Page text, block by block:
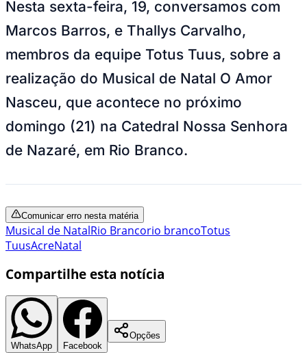
Nesta sexta-feira, 19, conversamos com
Marcos Barros, e Thallys Carvalho,
membros da equipe Totus Tuus, sobre a
realização do Musical de Natal O Amor
Nasceu, que acontece no próximo
domingo (21) na Catedral Nossa Senhora
de Nazaré, em Rio Branco.
Comunicar erro nesta matéria
Musical de NatalRio Brancorio brancoTotus
TuusAcreNatal
Compartilhe esta notícia
WhatsApp Facebook
Opções